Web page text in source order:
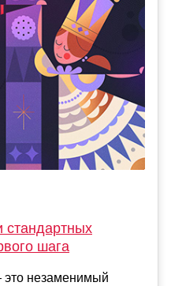
стандартных
шага
это незаменимый